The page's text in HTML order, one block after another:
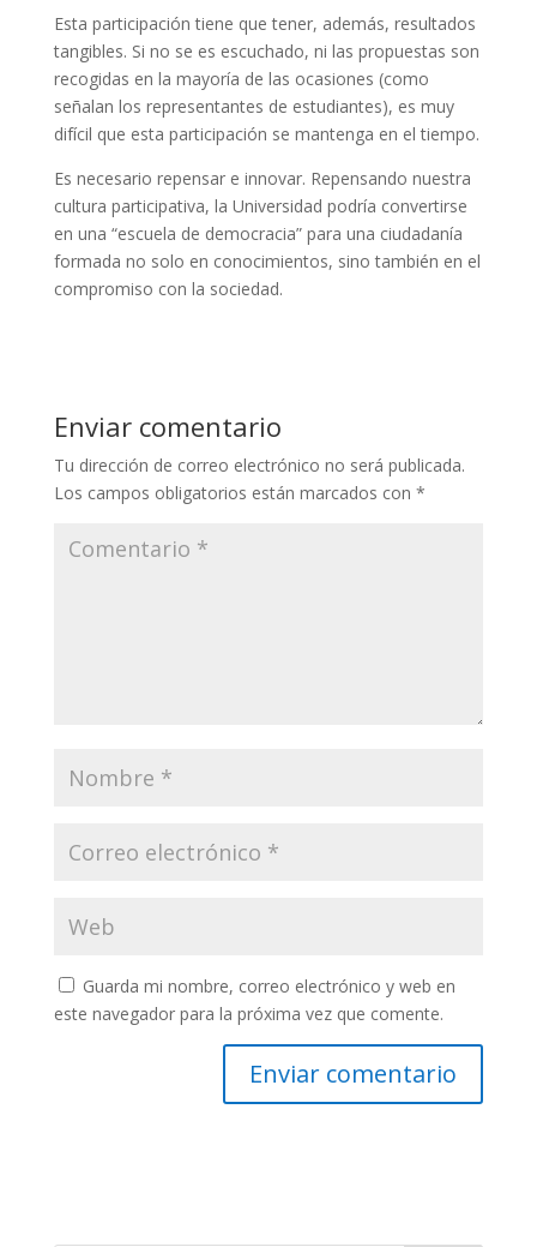
Esta participación tiene que tener, además, resultados
tangibles. Si no se es escuchado, ni las propuestas son
recogidas en la mayoría de las ocasiones (como
señalan los representantes de estudiantes), es muy
difícil que esta participación se mantenga en el tiempo.
Es necesario repensar e innovar. Repensando nuestra
cultura participativa, la Universidad podría convertirse
en una “escuela de democracia” para una ciudadanía
formada no solo en conocimientos, sino también en el
compromiso con la sociedad.
Enviar comentario
Tu dirección de correo electrónico no será publicada.
Los campos obligatorios están marcados con *
Guarda mi nombre, correo electrónico y web en
este navegador para la próxima vez que comente.